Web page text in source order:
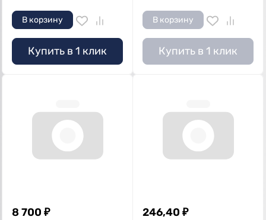
В корзину
Купить в 1 клик
В корзину
Купить в 1 клик
8 700 ₽ 246,40 ₽